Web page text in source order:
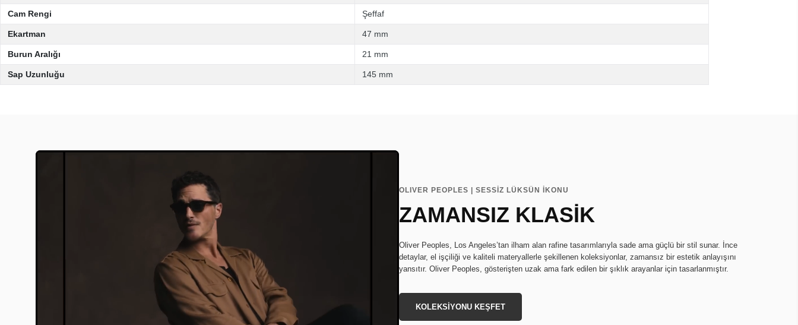
Cam Rengi Şeffaf
Ekartman 47 mm
Burun Aralığı 21 mm
Sap Uzunluğu 145 mm
OLIVER PEOPLES | SESSİZ LÜKSÜN İKONU
ZAMANSIZ KLASİK
Oliver Peoples, Los Angeles’tan ilham alan rafine tasarımlarıyla sade ama güçlü bir stil sunar. İnce
detaylar, el işçiliği ve kaliteli materyallerle şekillenen koleksiyonlar, zamansız bir estetik anlayışını
yansıtır. Oliver Peoples, gösterişten uzak ama fark edilen bir şıklık arayanlar için tasarlanmıştır.
KOLEKSİYONU KEŞFET